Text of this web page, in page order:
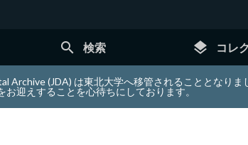
search 検索 layers コレ
Archive (JDA) は東北大学へ移管されることとなり
お迎えすることを心待ちにしております。